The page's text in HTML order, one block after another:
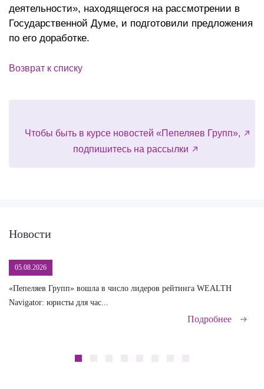
деятельности», находящегося на рассмотрении в
Государственной Думе, и подготовили предложения
по его доработке.
Возврат к списку
Чтобы быть в курсе новостей «Пепеляев Групп»,
подпишитесь на рассылки
Новости
05.08.2026
«Пепеляев Групп» вошла в число лидеров рейтинга WEALTH
Navigator: юристы для час...
Подробнее